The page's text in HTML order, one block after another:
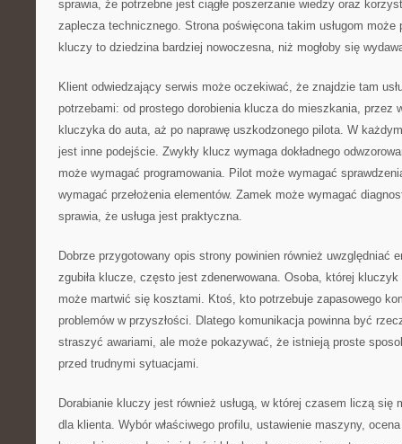
sprawia, że potrzebne jest ciągłe poszerzanie wiedzy oraz
zaplecza technicznego. Strona poświęcona takim usługom może
kluczy to dziedzina bardziej nowoczesna, niż mogłoby się
Klient odwiedzający serwis może oczekiwać, że znajdzie tam
potrzebami: od prostego dorobienia klucza do mieszkania, przez
kluczyka do auta, aż po naprawę uszkodzonego pilota. W
jest inne podejście. Zwykły klucz wymaga dokładnego
może wymagać programowania. Pilot może wymagać
wymagać przełożenia elementów. Zamek może wymagać
sprawia, że usługa jest praktyczna.
Dobrze przygotowany opis strony powinien również uwzględniać
zgubiła klucze, często jest zdenerwowana. Osoba, której kluczyk
może martwić się kosztami. Ktoś, kto potrzebuje zapasowego
problemów w przyszłości. Dlatego komunikacja powinna być
straszyć awariami, ale może pokazywać, że istnieją proste
przed trudnymi sytuacjami.
Dorabianie kluczy jest również usługą, w której czasem liczą się
dla klienta. Wybór właściwego profilu, ustawienie maszyny,